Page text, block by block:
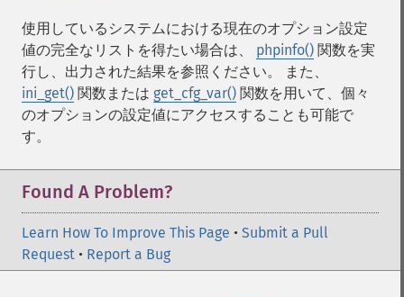
使用しているシステムにおける現在のオプション設定
値の完全なリストを得たい場合は、 phpinfo() 関数を実
行し、出力された結果を参照ください。 また、
ini_get() 関数または get_cfg_var() 関数を用いて、個々
のオプションの設定値にアクセスすることも可能で
す。
Found A Problem?
Learn How To Improve This Page • Submit a Pull
Request • Report a Bug